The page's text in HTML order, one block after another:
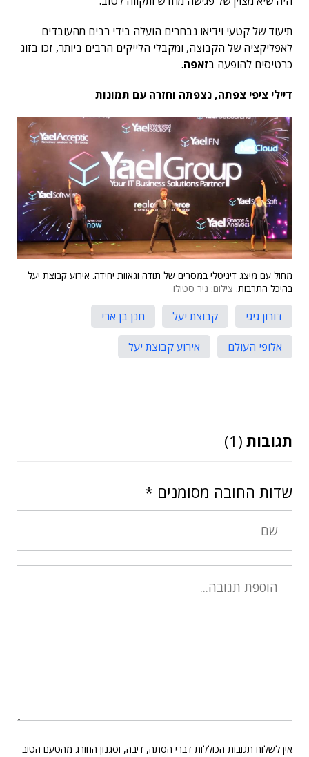
תיעוד של קטעי וידיאו נבחרים הועלה בידי רבים מהעובדים
לאפליקציה של הקבוצה, ומקבלי הלייקים הרבים ביותר, זכו בזוג
כרטיסים להופעה בזאפה.
דיילי ציפי צפתה, נצפתה וחזרה עם תמונות
מחול עם מיצג דיגיטלי במסרים של תודה וגאוות יחידה. אירוע קבוצת יעל
בהיכל התרבות. צילום: ניר סטולו
דורון גיגי קבוצת יעל
חנן בן ארי
אלופי העולם
אירוע קבוצת יעל
תגובות (1)
שדות החובה מסומנים *
אין לשלוח תגובות הכוללות דברי הסתה, דיבה, וסגנון החורג מהטעם הטוב